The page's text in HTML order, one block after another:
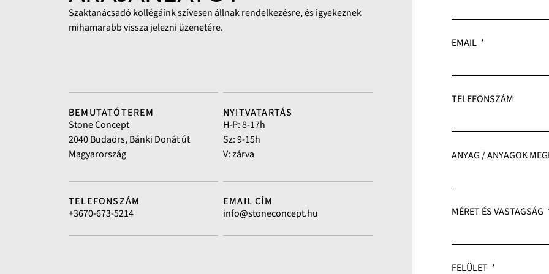
Szaktanácsadó kollégáink szívesen állnak rendelkezésre, és igyekeznek
mihamarabb vissza jelezni üzenetére.
NYITVATARTÁS
H-P: 8-17h
Sz: 9-15h
V: zárva
BEMUTATÓTEREM
Stone Concept
2040 Budaörs, Bánki Donát út
Magyarország
TELEFONSZÁM
+3670-673-5214
EMAIL CÍM
info@stoneconcept.hu
EMAIL
TELEFONSZÁM
ANYAG / ANYAGOK
MÉRET ÉS VASTAGSÁG
FELÜLET